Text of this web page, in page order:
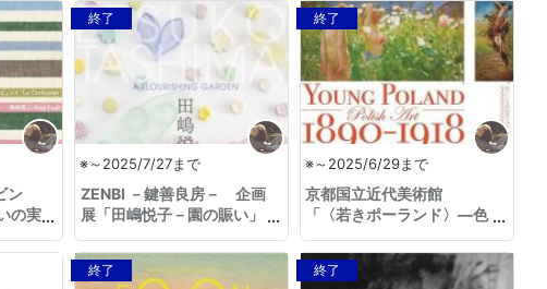
津？これも唐津？』
ン
の実
終了
※～2025/7/27まで
ZENBI －鍵善良房－ 企画
展「田嶋悦子－園の賑い」
終了
※～2025/6/29まで
京都国立近代美術館
「〈若きポーランド〉―色
終了 終了